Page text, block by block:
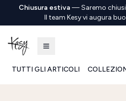
Chiusura estiva —Saremo
Il team Kesy vi augura
TUTTI GLI ARTICOLI